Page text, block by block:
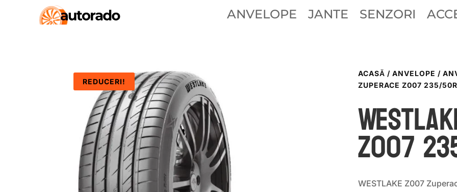
ANVELOPE JANTE SENZORI
REDUCERI!
ACASĂ / ANVELOPE /
ZUPERACE Z007 235/
Z007
WESTLAKE Z007